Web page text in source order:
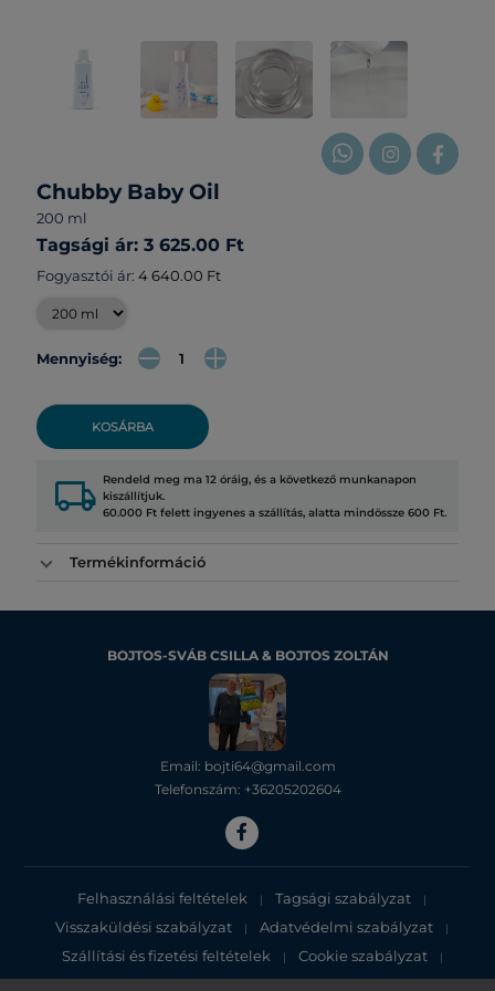
Chubby Baby Oil
200 ml
Tagsági ár: 3 625.00 Ft
Fogyasztói ár: 4 640.00 Ft
Mennyiség:
KOSÁRBA
local_shipping Rendeld meg ma 12 óráig, és a következő munkanapon
kiszállítjuk.
60.000 Ft felett ingyenes a szállítás, alatta mindössze 600 Ft.
Termékinformáció
BOJTOS-SVÁB CSILLA & BOJTOS ZOLTÁN
Email: bojti64@gmail.com
Telefonszám: +36205202604
Felhasználási feltételek | Tagsági szabályzat |
Visszaküldési szabályzat | Adatvédelmi szabályzat |
Szállítási és fizetési feltételek | Cookie szabályzat |
Adatvédelmi tájékoztató